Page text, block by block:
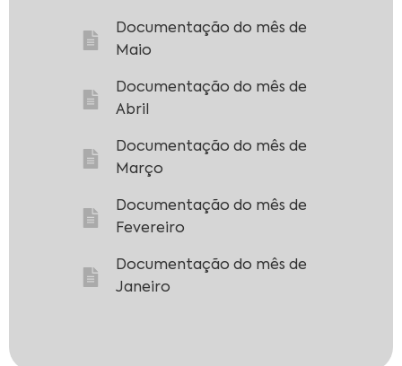
Documentação do mês de
Maio
Documentação do mês de
Abril
Documentação do mês de
Março
Documentação do mês de
Fevereiro
Documentação do mês de
Janeiro